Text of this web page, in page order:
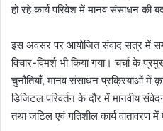
हो रहे कार्य परिवेश में मानव संसाधन की
इस अवसर पर आयोजित संवाद सत्र में
विचार-विमर्श भी किया गया। चर्चा के
चुनौतियाँ, मानव संसाधन प्रक्रियाओं में
डिजिटल परिवर्तन के दौर में मानवीय
तथा जटिल एवं गतिशील कार्य वातावरण